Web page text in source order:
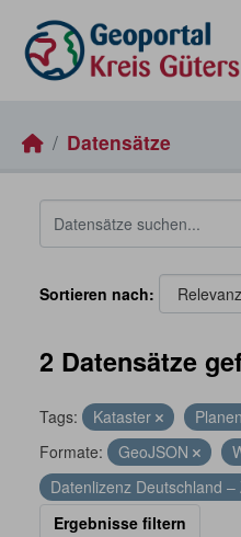
Datensätze
Sortieren nach
2 Datensätze
Tags: Kataster
Formate:
GeoJSON
Datenlizenz Deutschland
Ergebnisse filtern